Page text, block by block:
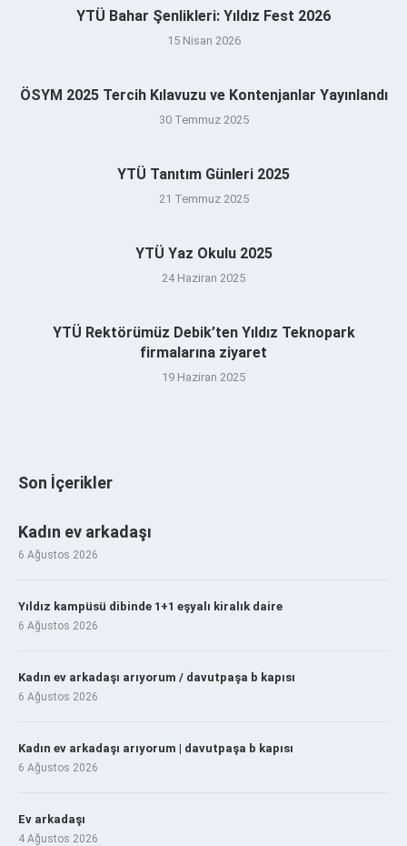
YTÜ Bahar Şenlikleri: Yıldız Fest 2026
15 Nisan 2026
ÖSYM 2025 Tercih Kılavuzu ve Kontenjanlar Yayınlandı
30 Temmuz 2025
YTÜ Tanıtım Günleri 2025
21 Temmuz 2025
YTÜ Yaz Okulu 2025
24 Haziran 2025
YTÜ Rektörümüz Debik’ten Yıldız Teknopark
firmalarına ziyaret
19 Haziran 2025
Son İçerikler
Kadın ev arkadaşı
6 Ağustos 2026
Yıldız kampüsü dibinde 1+1 eşyalı kiralık daire
6 Ağustos 2026
Kadın ev arkadaşı arıyorum / davutpaşa b kapısı
6 Ağustos 2026
Kadın ev arkadaşı arıyorum | davutpaşa b kapısı
6 Ağustos 2026
Ev arkadaşı
4 Ağustos 2026